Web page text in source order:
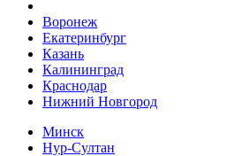
Воронеж
Екатеринбург
Казань
Калининград
Краснодар
Нижний Новгород
Минск
Нур-Султан